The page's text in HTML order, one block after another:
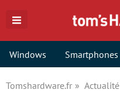
Windows Smartphones
Tomshardware.fr Actualité